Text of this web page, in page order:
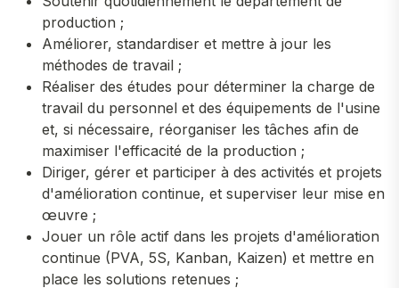
production ;
Améliorer, standardiser et mettre à jour les
méthodes de travail ;
Réaliser des études pour déterminer la charge de
travail du personnel et des équipements de l'usine
et, si nécessaire, réorganiser les tâches afin de
maximiser l'efficacité de la production ;
Diriger, gérer et participer à des activités et projets
d'amélioration continue, et superviser leur mise en
œuvre ;
Jouer un rôle actif dans les projets d'amélioration
continue (PVA, 5S, Kanban, Kaizen) et mettre en
place les solutions retenues ;